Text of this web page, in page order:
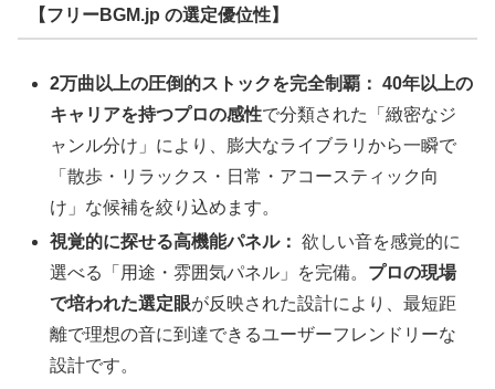
【フリーBGM.jp の選定優位性】
2万曲以上の圧倒的ストックを完全制覇： 40年以上の
キャリアを持つプロの感性で分類された「緻密なジ
ャンル分け」により、膨大なライブラリから一瞬で
「散歩・リラックス・日常・アコースティック向
け」な候補を絞り込めます。
視覚的に探せる高機能パネル： 欲しい音を感覚的に
選べる「用途・雰囲気パネル」を完備。 プロの現場
で培われた選定眼が反映された設計により、最短距
離で理想の音に到達できるユーザーフレンドリーな
設計です。